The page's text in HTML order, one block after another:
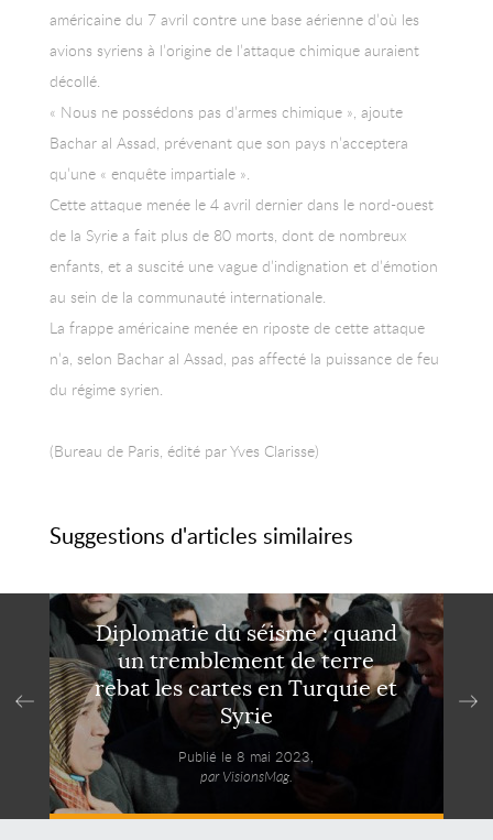
américaine du 7 avril contre une base aérienne d’où les
avions syriens à l’origine de l’attaque chimique auraient
décollé.
« Nous ne possédons pas d’armes chimique », ajoute
Bachar al Assad, prévenant que son pays n’acceptera
qu’une « enquête impartiale ».
Cette attaque menée le 4 avril dernier dans le nord-ouest
de la Syrie a fait plus de 80 morts, dont de nombreux
enfants, et a suscité une vague d’indignation et d’émotion
au sein de la communauté internationale.
La frappe américaine menée en riposte de cette attaque
n’a, selon Bachar al Assad, pas affecté la puissance de feu
du régime syrien.
(Bureau de Paris, édité par Yves Clarisse)
Suggestions d'articles similaires
Diplomatie du séisme : quand
un tremblement de terre
rebat les cartes en Turquie et
Syrie
Publié le 8 mai 2023,
par VisionsMag.